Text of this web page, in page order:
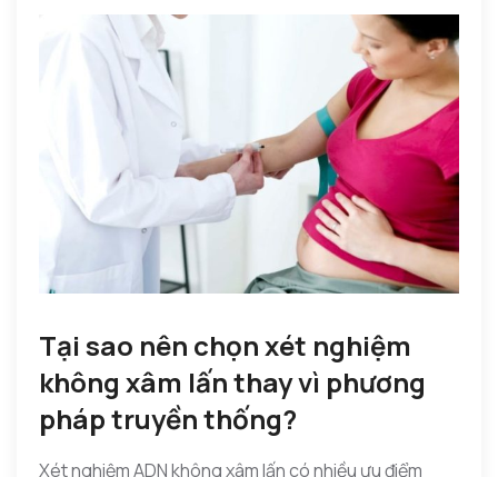
Tại sao nên chọn xét nghiệm
không xâm lấn thay vì phương
pháp truyền thống?
Xét nghiệm ADN không xâm lấn có nhiều ưu điểm